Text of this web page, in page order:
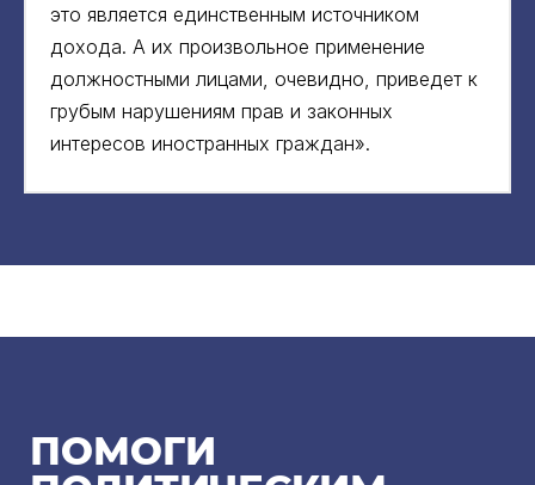
это является единственным источником
дохода. А их произвольное применение
должностными лицами, очевидно, приведет к
грубым нарушениям прав и законных
интересов иностранных граждан».
ПОМОГИ